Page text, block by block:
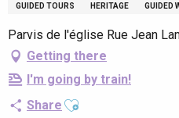
GUIDED TOURS HERITAGE GUIDED
Parvis de l'église Rue Jean
Getting there
I'm going by train!
Share Ajouter aux favoris